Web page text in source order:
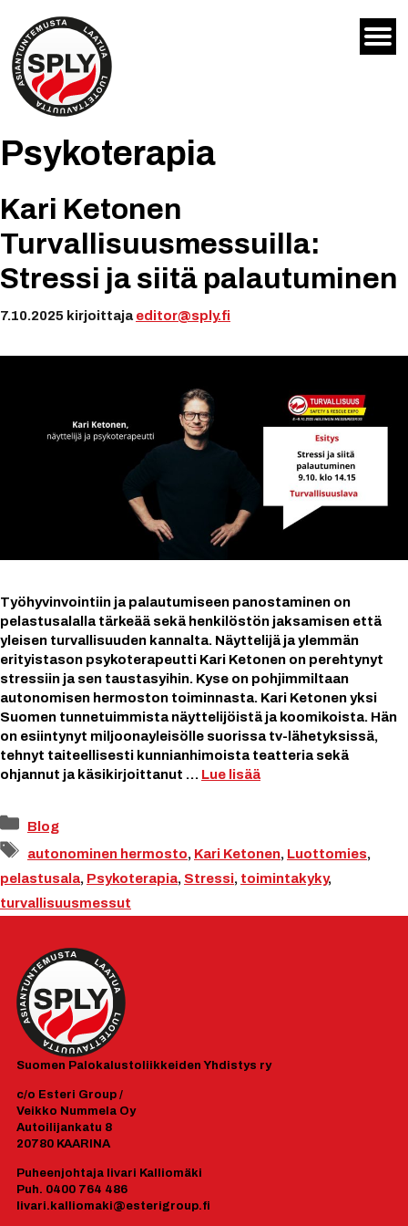
sisältöön
Psykoterapia
Kari Ketonen
Turvallisuusmessuilla:
Stressi ja siitä palautuminen
7.10.2025 kirjoittaja editor@sply.fi
Työhyvinvointiin ja palautumiseen panostaminen on
pelastusalalla tärkeää sekä henkilöstön jaksamisen että
yleisen turvallisuuden kannalta. Näyttelijä ja ylemmän
erityistason psykoterapeutti Kari Ketonen on perehtynyt
stressiin ja sen taustasyihin. Kyse on pohjimmiltaan
autonomisen hermoston toiminnasta. Kari Ketonen yksi
Suomen tunnetuimmista näyttelijöistä ja koomikoista. Hän
on esiintynyt miljoonayleisölle suorissa tv-lähetyksissä,
tehnyt taiteellisesti kunnianhimoista teatteria sekä
ohjannut ja käsikirjoittanut … Lue lisää
Kategoriat
Blog
Avainsanat
autonominen hermosto, Kari Ketonen, Luottomies,
pelastusala, Psykoterapia, Stressi, toimintakyky,
turvallisuusmessut
Suomen Palokalustoliikkeiden Yhdistys ry
c/o Esteri Group /
Veikko Nummela Oy
Autoilijankatu 8
20780 KAARINA
Puheenjohtaja Iivari Kalliomäki
Puh. 0400 764 486
Iivari.kalliomaki@esterigroup.fi